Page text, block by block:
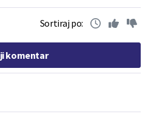
Sortiraj po:
komentar